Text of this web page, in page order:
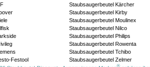
Staubsaugerbeutel Kärcher
Staubsaugerbeutel Kirby
Staubsaugerbeutel Moulinex
Staubsaugerbeutel Nilco
Staubsaugerbeutel Philips
Staubsaugerbeutel Rowenta
Staubsaugerbeutel Tchibo
Festool
Staubsaugerbeutel Zelmer
®